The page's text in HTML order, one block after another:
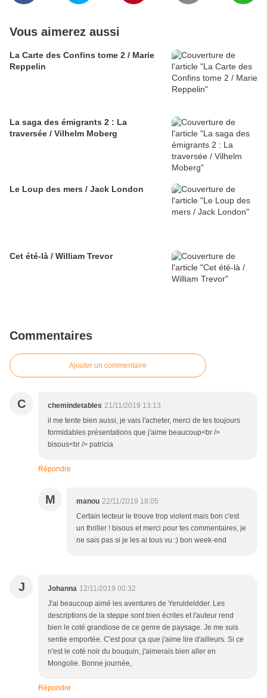
Vous aimerez aussi
La Carte des Confins tome 2 / Marie
Reppelin
La saga des émigrants 2 : La
traversée / Vilhelm Moberg
Le Loup des mers / Jack London
Cet été-là / William Trevor
Commentaires
Ajouter un commentaire
C chemindetables 21/11/2019 13:13
il me tente bien aussi, je vais l'acheter, merci de tes toujours
formidables présentations que j'aime beaucoup<br />
bisous<br /> patricia
Répondre
M manou 22/11/2019 18:05
Certain lecteur le trouve trop violent mais bon c'est
un thriller ! bisous et merci pour tes commentaires, je
ne sais pas si je les ai tous vu :) bon week-end
J Johanna 12/11/2019 00:32
J'ai beaucoup aimé les aventures de Yeruldeldder. Les
descriptions de la steppe sont bien écrites et l'auteur rend
bien le coté grandiose de ce genre de paysage. Je me suis
sentie emportée. C'est pour ça que j'aime lire d'ailleurs. Si ce
n'est le coté noir du bouquin, j'aimerais bien aller en
Mongolie. Bonne journée,
Répondre